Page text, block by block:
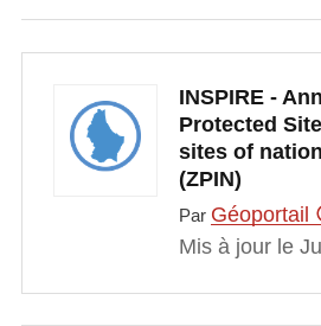
INSPIRE -
Protected
sites of
(ZPIN)
Par Géoportail
Mis à jour le